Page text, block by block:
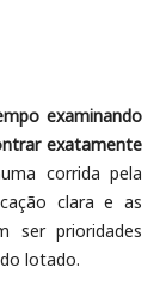
examinando
exatamente
corrida pela
clara e as
ser prioridades
lotado.